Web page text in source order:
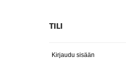
TILI
Kirjaudu sisään